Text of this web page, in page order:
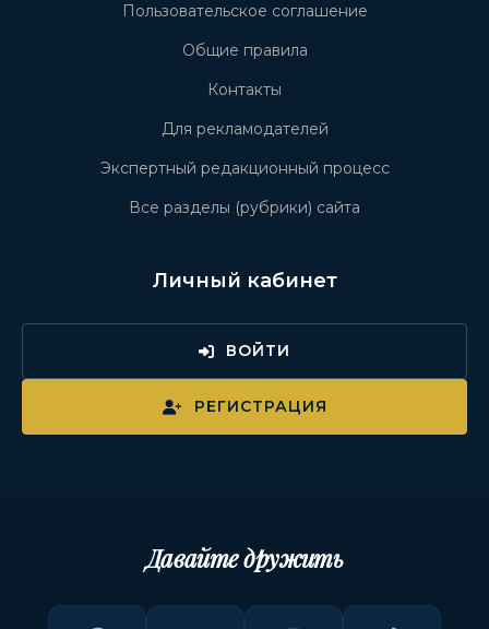
Пользовательское соглашение
Общие правила
Контакты
Для рекламодателей
Экспертный редакционный процесс
Все разделы (рубрики) сайта
Личный кабинет
ВОЙТИ
РЕГИСТРАЦИЯ
Давайте дружить